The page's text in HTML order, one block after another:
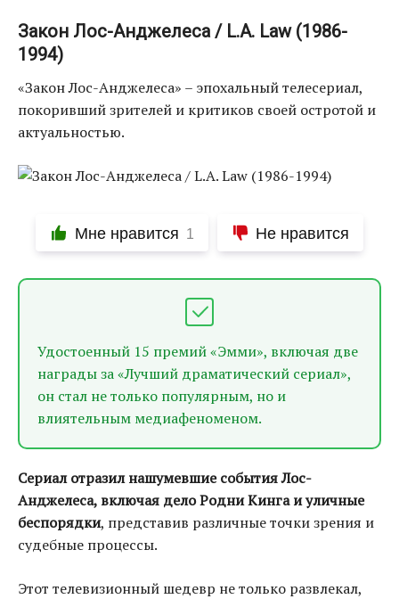
Закон Лос-Анджелеса / L.A. Law (1986-
1994)
«Закон Лос-Анджелеса» – эпохальный телесериал,
покоривший зрителей и критиков своей остротой и
актуальностью.
Мне нравится 1 Не нравится
Удостоенный 15 премий «Эмми», включая две
награды за «Лучший драматический сериал»,
он стал не только популярным, но и
влиятельным медиафеноменом.
Сериал отразил нашумевшие события Лос-
Анджелеса, включая дело Родни Кинга и уличные
беспорядки, представив различные точки зрения и
судебные процессы.
Этот телевизионный шедевр не только развлекал,